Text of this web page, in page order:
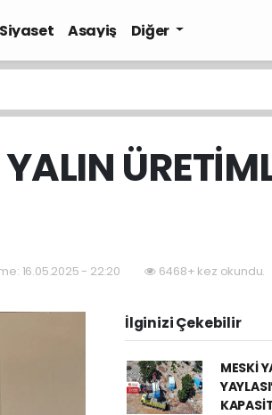
Siyaset Asayiş Diğer
16.05.2025 - 22:20 6468+ kez okundu.
İlginizi Çekebilir
MESKİ